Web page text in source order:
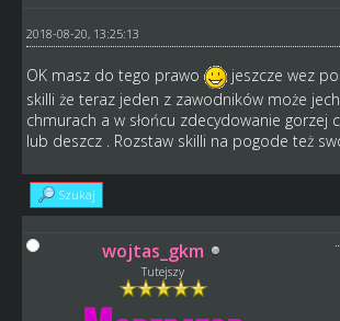
2018-08-20, 13:25:13
OK masz do tego prawo
jeszcze wez
skilli że teraz jeden z zawodników może
chmurach a w słońcu zdecydowanie gorzej
lub deszcz . Rozstaw skilli na pogode też
Szukaj
wojtas_gkm
Tutejszy